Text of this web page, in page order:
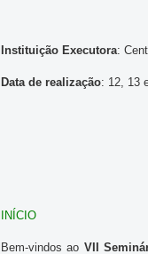
Instituição Executora:
Data de realização: 12, 13
INÍCIO
Bem-vindos ao VII